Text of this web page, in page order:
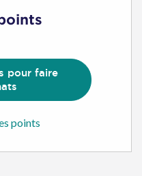
pour faire
points